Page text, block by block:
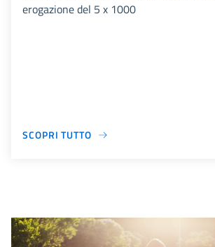
erogazione del 5 x 1000
SCOPRI TUTTO